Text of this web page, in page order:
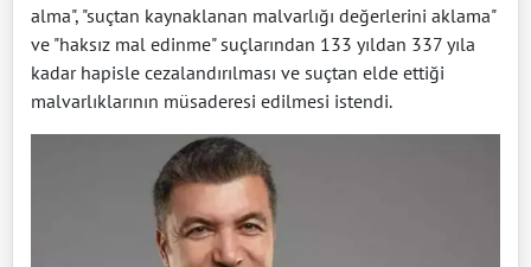
alma", "suçtan kaynaklanan malvarlığı değerlerini aklama"
ve "haksız mal edinme" suçlarından 133 yıldan 337 yıla
kadar hapisle cezalandırılması ve suçtan elde ettiği
malvarlıklarının müsaderesi edilmesi istendi.